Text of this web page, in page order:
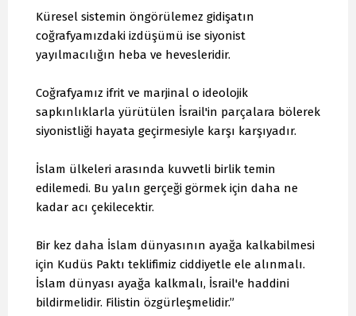
Küresel sistemin öngörülemez gidişatın
coğrafyamızdaki izdüşümü ise siyonist
yayılmacılığın heba ve hevesleridir.
Coğrafyamız ifrit ve marjinal o ideolojik
sapkınlıklarla yürütülen İsrail'in parçalara bölerek
siyonistliği hayata geçirmesiyle karşı karşıyadır.
İslam ülkeleri arasında kuvvetli birlik temin
edilemedi. Bu yalın gerçeği görmek için daha ne
kadar acı çekilecektir.
Bir kez daha İslam dünyasının ayağa kalkabilmesi
için Kudüs Paktı teklifimiz ciddiyetle ele alınmalı.
İslam dünyası ayağa kalkmalı, İsrail'e haddini
bildirmelidir. Filistin özgürleşmelidir.”